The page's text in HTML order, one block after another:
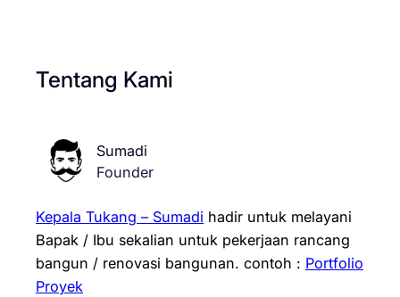
Tentang Kami
Sumadi
Founder
Kepala Tukang – Sumadi hadir untuk melayani
Bapak / Ibu sekalian untuk pekerjaan rancang
bangun / renovasi bangunan. contoh : Portfolio
Proyek